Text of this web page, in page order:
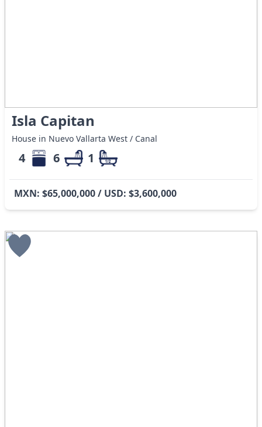
Isla Capitan
House in Nuevo Vallarta West / Canal
4 6 1
MXN: $65,000,000 / USD: $3,600,000